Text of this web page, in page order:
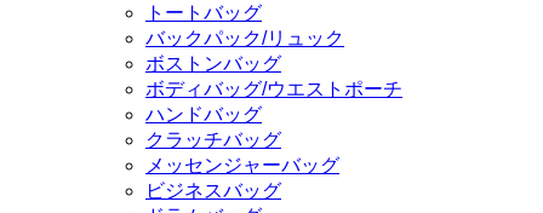
トートバッグ
バックパック/リュック
ボストンバッグ
ボディバッグ/ウエストポーチ
ハンドバッグ
クラッチバッグ
メッセンジャーバッグ
ビジネスバッグ